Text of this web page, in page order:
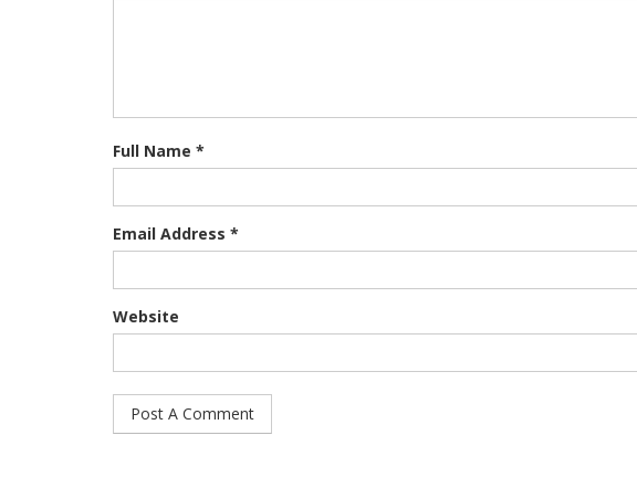
Full Name *
Email Address *
Website